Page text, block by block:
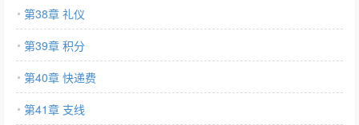
第38章 礼仪
第39章 积分
第40章 快递费
第41章 支线